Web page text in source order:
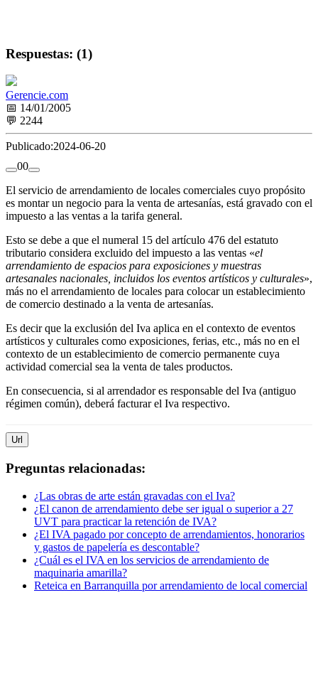
Respuestas: (1)
Gerencie.com
📅 14/01/2005
💬 2244
Publicado:2024-06-20
00
El servicio de arrendamiento de locales comerciales cuyo propósito
es montar un negocio para la venta de artesanías, está gravado con el
impuesto a las ventas a la tarifa general.
Esto se debe a que el numeral 15 del artículo 476 del estatuto
tributario considera excluido del impuesto a las ventas «el
arrendamiento de espacios para exposiciones y muestras
artesanales nacionales, incluidos los eventos artísticos y culturales»,
más no el arrendamiento de locales para colocar un establecimiento
de comercio destinado a la venta de artesanías.
Es decir que la exclusión del Iva aplica en el contexto de eventos
artísticos y culturales como exposiciones, ferias, etc., más no en el
contexto de un establecimiento de comercio permanente cuya
actividad comercial sea la venta de tales productos.
En consecuencia, si al arrendador es responsable del Iva (antiguo
régimen común), deberá facturar el Iva respectivo.
Url
Preguntas relacionadas:
¿Las obras de arte están gravadas con el Iva?
¿El canon de arrendamiento debe ser igual o superior a 27
UVT para practicar la retención de IVA?
¿El IVA pagado por concepto de arrendamientos, honorarios
y gastos de papelería es descontable?
¿Cuál es el IVA en los servicios de arrendamiento de
maquinaria amarilla?
Reteica en Barranquilla por arrendamiento de local comercial